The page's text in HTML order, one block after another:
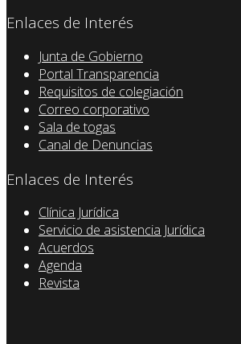
Enlaces de Interés
Junta de Gobierno
Portal Transparencia
Requisitos de colegiación
Correo corporativo
Sala de togas
Canal de Denuncias
Enlaces de Interés
Clínica Jurídica
Servicio de asistencia Jurídica
Acuerdos
Agenda
Revista